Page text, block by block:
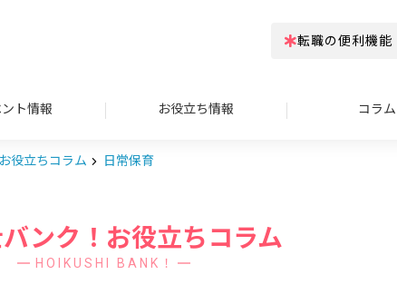
転職の便利機能
ト情報 お役立ち情報 コラム
役立ちコラム 日常保育
ンク！お役立ちコラム
HOIKUSHI BANK！